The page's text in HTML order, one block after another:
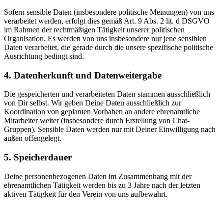
Sofern sensible Daten (insbesondere politische Meinungen) von uns
verarbeitet werden, erfolgt dies gemäß Art. 9 Abs. 2 lit. d DSGVO
im Rahmen der rechtmäßigen Tätigkeit unserer politischen
Organisation. Es werden von uns insbesondere nur jene sensiblen
Daten verarbeitet, die gerade durch die unsere spezifische politische
Ausrichtung bedingt sind.
4. Datenherkunft und Datenweitergabe
Die gespeicherten und verarbeiteten Daten stammen ausschließlich
von Dir selbst. Wir geben Deine Daten ausschließlich zur
Koordination von geplanten Vorhaben an andere ehrenamtliche
Mitarbeiter weiter (insbesondere durch Erstellung von Chat-
Gruppen). Sensible Daten werden nur mit Deiner Einwilligung nach
außen offengelegt.
5. Speicherdauer
Deine personenbezogenen Daten im Zusammenhang mit der
ehrenamtlichen Tätigkeit werden bis zu 3 Jahre nach der letzten
aktiven Tätigkeit für den Verein von uns aufbewahrt.